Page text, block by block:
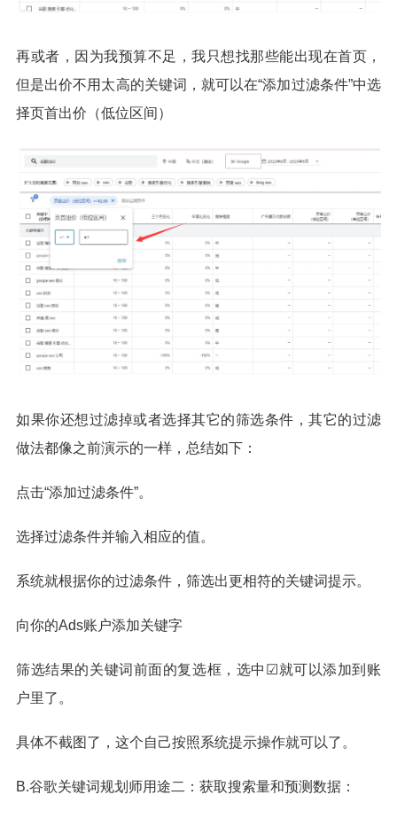
再或者，因为我预算不足，我只想找那些能出现在首页，
但是出价不用太高的关键词，就可以在“添加过滤条件”中选
择页首出价（低位区间）
如果你还想过滤掉或者选择其它的筛选条件，其它的过滤
做法都像之前演示的一样，总结如下：
点击“添加过滤条件”。
选择过滤条件并输入相应的值。
系统就根据你的过滤条件，筛选出更相符的关键词提示。
向你的Ads账户添加关键字
筛选结果的关键词前面的复选框，选中☑就可以添加到账
户里了。
具体不截图了，这个自己按照系统提示操作就可以了。
B.谷歌关键词规划师用途二：获取搜索量和预测数据：